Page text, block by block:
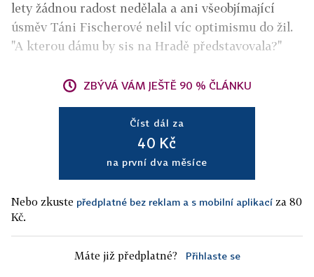
lety žádnou radost nedělala a ani všeobjímající
úsměv Táni Fischerové nelil víc optimismu do žil.
"A kterou dámu by sis na Hradě představovala?"
ZBÝVÁ VÁM JEŠTĚ 90 % ČLÁNKU
Číst dál za
40 Kč
na první dva měsíce
Nebo zkuste předplatné bez reklam a s mobilní aplikací za 80
Kč.
Máte již předplatné? Přihlaste se